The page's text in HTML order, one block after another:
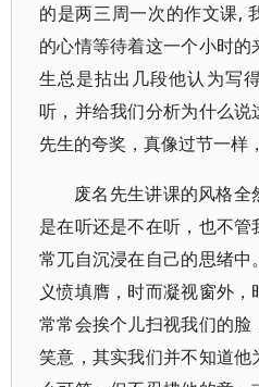
的是两三周一次的作文课,
的心情等待着这一个小时
生总是拈出几段他认为写
听，并给我们分析为什么
先生的夸奖，真像过节一样
废名先生讲课的风格
是在听还是不在听，也不
常兀自沉浸在自己的思绪
义愤填膺，时而凝视窗外
常常会挨个儿扫视我们的
笑意，其实我们并不知道